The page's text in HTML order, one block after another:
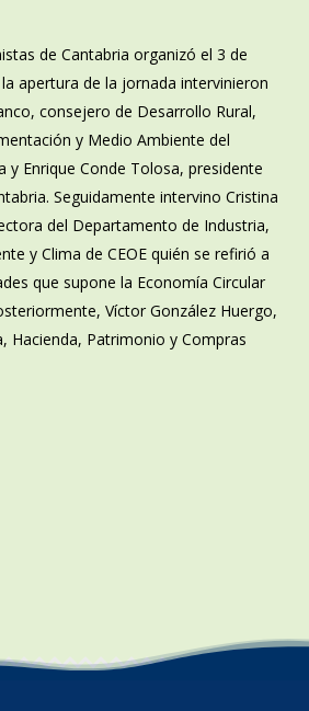
de Cantabria organizó el 3 de
apertura de la jornada intervinieron
consejero de Desarrollo Rural,
y Medio Ambiente del
y Enrique Conde Tolosa, presidente
Seguidamente intervino Cristina
del Departamento de Industria,
y Clima de CEOE quién se refirió a
que supone la Economía Circular
Víctor González Huergo,
Hacienda, Patrimonio y Compras